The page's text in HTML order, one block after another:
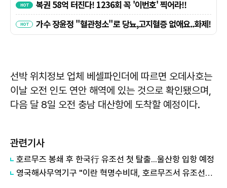
선박 위치정보 업체 베셀파인더에 따르면 오데사호는
이날 오전 인도 연안 해역에 있는 것으로 확인됐으며,
다음 달 8일 오전 충남 대산항에 도착할 예정이다.
관련기사
호르무즈 봉쇄 후 한국行 유조선 첫 탈출...울산항 입항 예정
영국해사무역기구 "이란 혁명수비대, 호르무즈서 유조선에 발포"